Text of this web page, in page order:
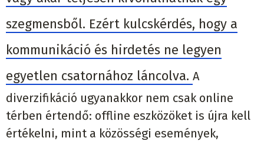
szegmensből. Ezért kulcskérdés, hogy a
kommunikáció és hirdetés ne legyen
egyetlen csatornához láncolva. A
diverzifikáció ugyanakkor nem csak online
térben értendő: offline eszközöket is újra kell
értékelni, mint a közösségi események,